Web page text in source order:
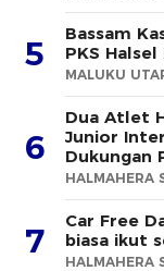
5
Bassam
PKS Halsel
MALUKU
6
Dua Atlet
Junior
Dukungan
HALMAHERA
7
Car Free
biasa ikut
HALMAHERA